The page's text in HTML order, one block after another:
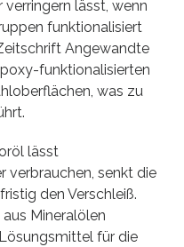
lässt, wenn
funktionalisiert
Angewandte
funktionalisierten
was zu
lässt
verbrauchen, senkt die
den Verschleiß.
Mineralölen
für die